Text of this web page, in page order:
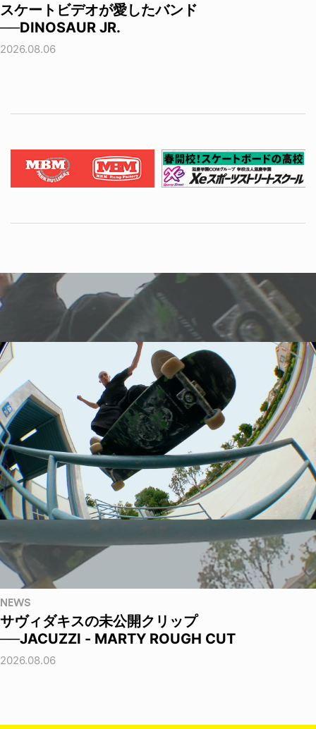
スケートビデオが愛したバンド
──DINOSAUR JR.
2026.08.06
NEWS
サヴィダキスの未公開クリップ
──JACUZZI - MARTY ROUGH CUT
2026.08.06